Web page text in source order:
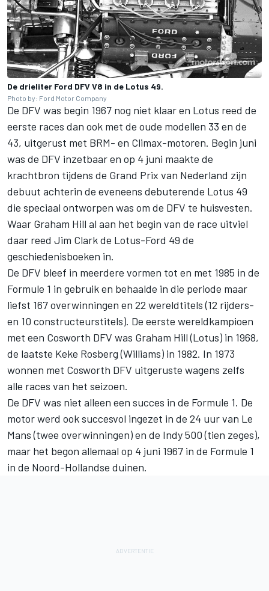
De drieliter Ford DFV V8 in de Lotus 49.
Photo by: Ford Motor Company
De DFV was begin 1967 nog niet klaar en Lotus reed de
eerste races dan ook met de oude modellen 33 en de
43, uitgerust met BRM- en Climax-motoren. Begin juni
was de DFV inzetbaar en op 4 juni maakte de
krachtbron tijdens de Grand Prix van Nederland zijn
debuut achterin de eveneens debuterende Lotus 49
die speciaal ontworpen was om de DFV te huisvesten.
Waar Graham Hill al aan het begin van de race uitviel
daar reed Jim Clark de Lotus-Ford 49 de
geschiedenisboeken in.
De DFV bleef in meerdere vormen tot en met 1985 in de
Formule 1 in gebruik en behaalde in die periode maar
liefst 167 overwinningen en 22 wereldtitels (12 rijders-
en 10 constructeurstitels). De eerste wereldkampioen
met een Cosworth DFV was Graham Hill (Lotus) in 1968,
de laatste Keke Rosberg (Williams) in 1982. In 1973
wonnen met Cosworth DFV uitgeruste wagens zelfs
alle races van het seizoen.
De DFV was niet alleen een succes in de Formule 1. De
motor werd ook succesvol ingezet in de 24 uur van Le
Mans (twee overwinningen) en de Indy 500 (tien zeges),
maar het begon allemaal op 4 juni 1967 in de Formule 1
in de Noord-Hollandse duinen.